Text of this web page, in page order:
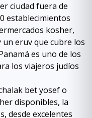
ciudad fuera de
establecimientos
kosher,
un eruv que cubre los
es uno de los
los viajeros judíos
bet yosef o
disponibles, la
desde excelentes